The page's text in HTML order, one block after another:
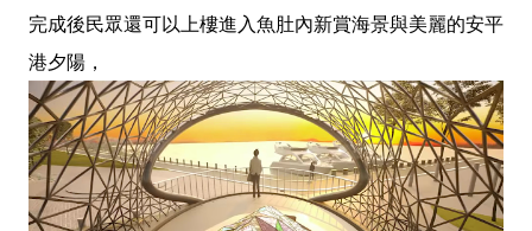
完成後民眾還可以上樓進入魚肚內新賞海景與美麗的安平
港夕陽，